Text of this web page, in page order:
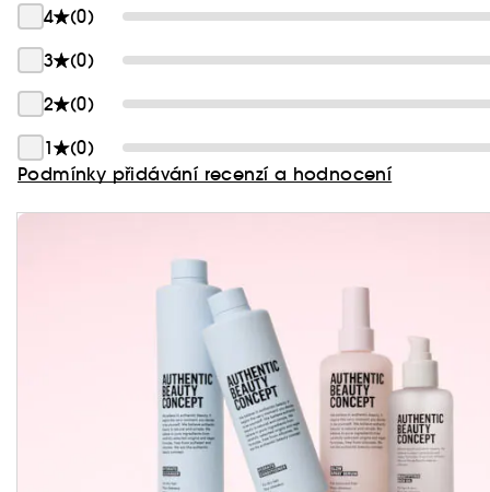
4
(0)
3
(0)
2
(0)
1
(0)
Podmínky přidávání recenzí a hodnocení